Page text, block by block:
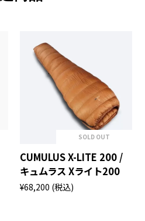
SOLD OUT
CUMULUS X-LITE 200 /
キュムラス Xライト200
¥68,200 (税込)